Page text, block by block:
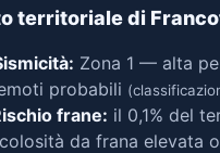
territoriale di
Zona 1 — alta
probabili
frane: il 0,1% del
da frana elevata